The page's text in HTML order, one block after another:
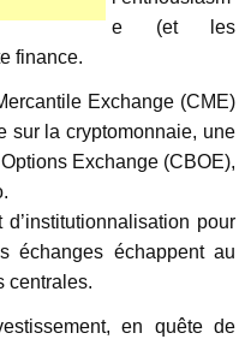
e (et les
finance.
Exchange (CME)
sur la cryptomonnaie, une
Exchange (CBOE),
pour
échanges échappent au
centrales.
en quête de